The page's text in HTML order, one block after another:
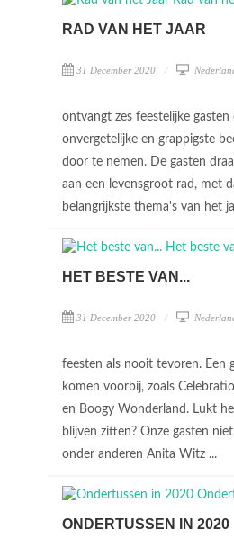
RAD VAN HET JAAR
31 December 2020
ontvangt zes feestelijke gasten
onvergetelijke en grappigste
door te nemen. De gasten
aan een levensgroot rad, met
belangrijkste thema's van het
HET BESTE VAN...
31 December 2020
feesten als nooit tevoren. Een
komen voorbij, zoals
en Boogy Wonderland. Lukt
blijven zitten? Onze gasten
onder anderen Anita Witz ...
ONDERTUSSEN IN 2020